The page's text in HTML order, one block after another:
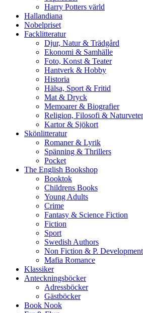
Harry Potters värld
Hallandiana
Nobelpriset
Facklitteratur
Djur, Natur & Trädgård
Ekonomi & Samhälle
Foto, Konst & Teater
Hantverk & Hobby
Historia
Hälsa, Sport & Fritid
Mat & Dryck
Memoarer & Biografier
Religion, Filosofi &
Kartor & Sjökort
Skönlitteratur
Romaner & Lyrik
Spänning & Thrillers
Pocket
The English Bookshop
Booktok
Childrens Books
Young Adults
Crime
Fantasy & Science Fiction
Fiction
Sport
Swedish Authors
Non Fiction & P. Development
Mafia Romance
Klassiker
Anteckningsböcker
Adressböcker
Gästböcker
Book Nook